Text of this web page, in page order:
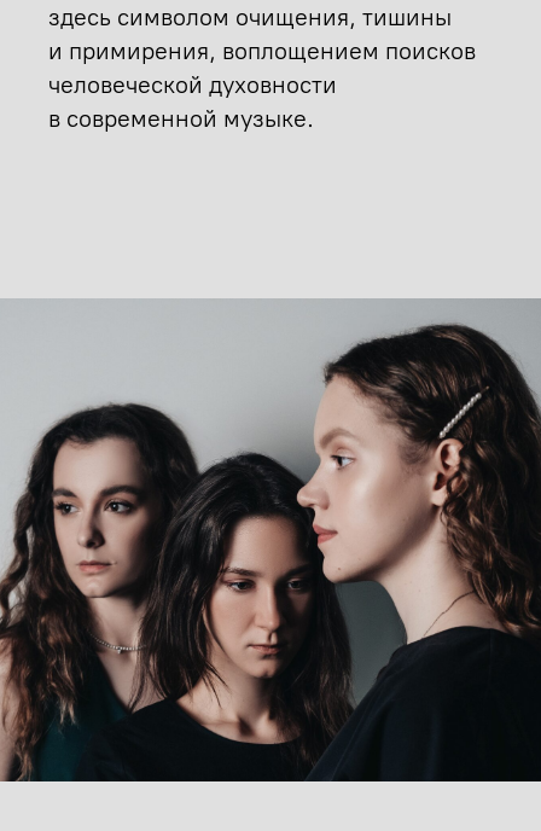
здесь символом очищения, тишины
и примирения, воплощением поисков
человеческой духовности
в современной музыке.